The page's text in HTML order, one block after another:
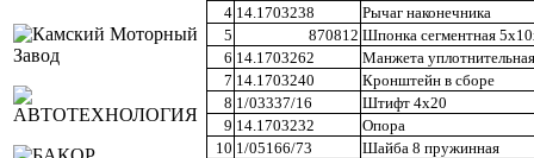
4 14.1703238
Рычаг наконечника
5
870812 Шпонка сегментная
6 14.1703262
Манжета уплотнительная
7 14.1703240
Кронштейн в сборе
8 1/03337/16
Штифт 4х20
9 14.1703232
Опора
10 1/05166/73
Шайба 8 пружинная